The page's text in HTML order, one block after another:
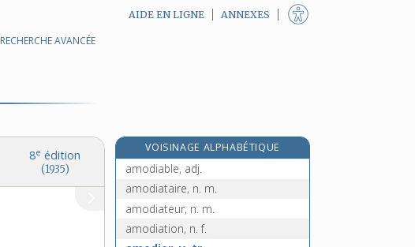
RECHERCHE AVANCÉE
AIDE EN LIGNE ANNEXES
8e édition
(1935)
VOISINAGE ALPHABÉTIQUE
amocher, v. tr.
amodiable, adj.
amodiataire, n. m.
amodiateur, n. m.
amodiation, n. f.